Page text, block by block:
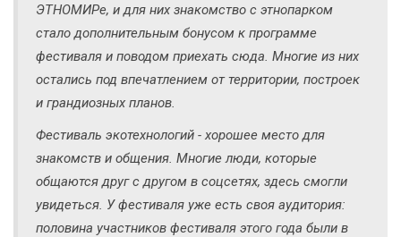
ЭТНОМИРе, и для них знакомство с этнопарком
стало дополнительным бонусом к программе
фестиваля и поводом приехать сюда. Многие из них
остались под впечатлением от территории, построек
и грандиозных планов.
Фестиваль экотехнологий - хорошее место для
знакомств и общения. Многие люди, которые
общаются друг с другом в соцсетях, здесь смогли
увидеться. У фестиваля уже есть своя аудитория:
половина участников фестиваля этого года были в